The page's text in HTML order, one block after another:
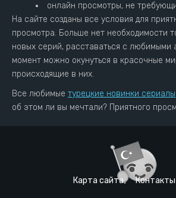
онлайн просмотры, не
На сайте созданы все условия для
просмотра. Больше нет необходимости
новых серий, расставаться с любимыми
момент можно окунуться в красочные
происходящие в них.
Все любимые турецкие новинки сериалы
об этом ли вы мечтали? Приятного
Карта сайта Контакты